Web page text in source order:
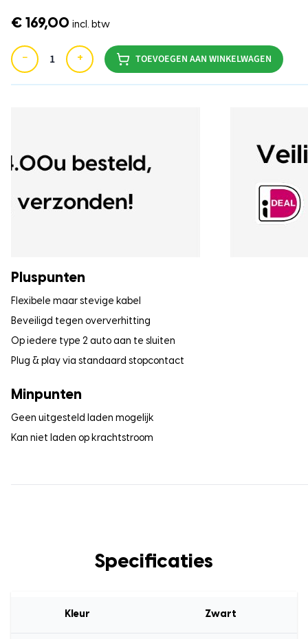
€ 169,00 incl. btw
− + TOEVOEGEN AAN WINKELWAGEN
Pluspunten
Flexibele maar stevige kabel
Beveiligd tegen oververhitting
Op iedere type 2 auto aan te sluiten
Plug & play via standaard stopcontact
Minpunten
Geen uitgesteld laden mogelijk
Kan niet laden op krachtstroom
Specificaties
Kleur Zwart